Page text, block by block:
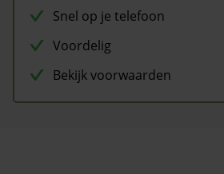
Snel op je telefoon
Voordelig
Bekijk voorwaarden